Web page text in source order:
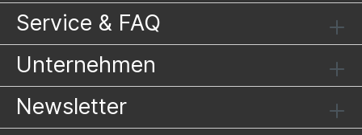
Service & FAQ
Unternehmen
Newsletter